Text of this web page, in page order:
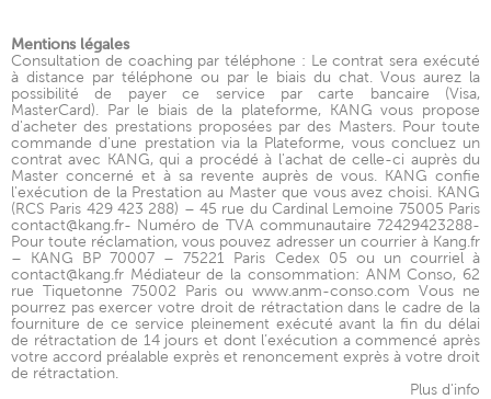
Mentions légales
Consultation de coaching par téléphone : Le contrat sera exécuté
à distance par téléphone ou par le biais du chat. Vous aurez la
possibilité de payer ce service par carte bancaire (Visa,
MasterCard). Par le biais de la plateforme, KANG vous propose
d'acheter des prestations proposées par des Masters. Pour toute
commande d'une prestation via la Plateforme, vous concluez un
contrat avec KANG, qui a procédé à l'achat de celle-ci auprès du
Master concerné et à sa revente auprès de vous. KANG confie
l'exécution de la Prestation au Master que vous avez choisi. KANG
(RCS Paris 429 423 288) – 45 rue du Cardinal Lemoine 75005 Paris
contact@kang.fr- Numéro de TVA communautaire 72429423288-
Pour toute réclamation, vous pouvez adresser un courrier à Kang.fr
– KANG BP 70007 – 75221 Paris Cedex 05 ou un courriel à
contact@kang.fr Médiateur de la consommation: ANM Conso, 62
rue Tiquetonne 75002 Paris ou www.anm-conso.com Vous ne
pourrez pas exercer votre droit de rétractation dans le cadre de la
fourniture de ce service pleinement exécuté avant la fin du délai
de rétractation de 14 jours et dont l’exécution a commencé après
votre accord préalable exprès et renoncement exprès à votre droit
de rétractation.
Plus d'info